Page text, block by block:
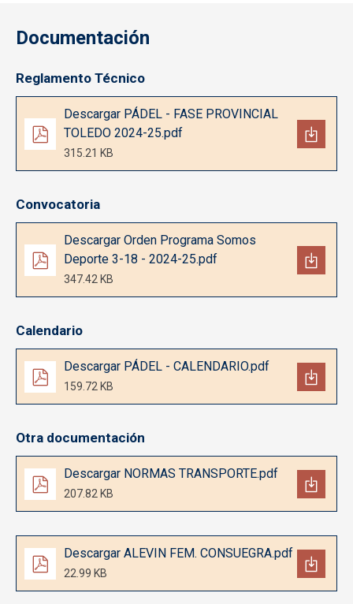
Documentación
Reglamento Técnico
Documento
Descargar PÁDEL - FASE PROVINCIAL
TOLEDO 2024-25.pdf
315.21 KB
Convocatoria
Documento
Descargar Orden Programa Somos
Deporte 3-18 - 2024-25.pdf
347.42 KB
Calendario
Documento
Descargar PÁDEL - CALENDARIO.pdf
159.72 KB
Otra documentación
Documento
Descargar NORMAS TRANSPORTE.pdf
207.82 KB
Documento
Descargar ALEVIN FEM. CONSUEGRA.pdf
22.99 KB